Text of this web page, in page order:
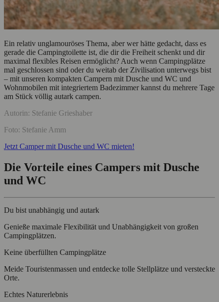
Ein relativ unglamouröses Thema, aber wer hätte gedacht, dass es
gerade die Campingtoilette ist, die dir die Freiheit schenkt und dir
maximal flexibles Reisen ermöglicht? Auch wenn Campingplätze
mal geschlossen sind oder du weitab der Zivilisation unterwegs bist
– mit unseren kompakten Campern mit Dusche und WC und
Wohnmobilen mit integriertem Badezimmer kannst du mehrere Tage
am Stück völlig autark campen.
Autorin: Stefanie Grieshaber
Foto: Stefanie Amm
Jetzt Camper mit Dusche und WC mieten!
Die Vorteile eines Campers mit Dusche
und WC
Du bist unabhängig und autark
Genieße maximale Flexibilität und Unabhängigkeit von großen
Campingplätzen.
Keine überfüllten Campingplätze
Meide Touristenmassen und entdecke tolle Stellplätze und versteckte
Orte.
Echtes Naturerlebnis